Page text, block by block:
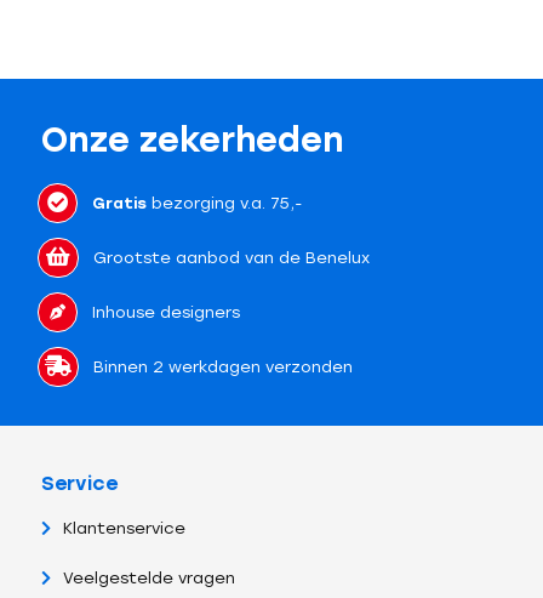
Onze zekerheden
Gratisbezorging v.a. 75,-
Grootste aanbod van de Benelux
Inhouse designers
Binnen 2 werkdagen verzonden
Service
Klantenservice
Veelgestelde vragen